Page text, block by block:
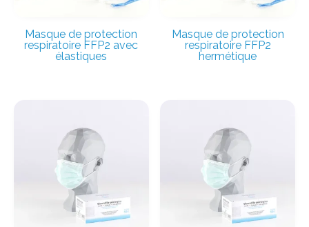
Masque de protection
respiratoire FFP2 avec
élastiques
Masque de protection
respiratoire FFP2
hermétique